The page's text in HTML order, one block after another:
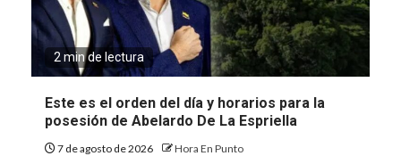
2 min de lectura
Este es el orden del día y horarios para la
posesión de Abelardo De La Espriella
7 de agosto de 2026 Hora En Punto